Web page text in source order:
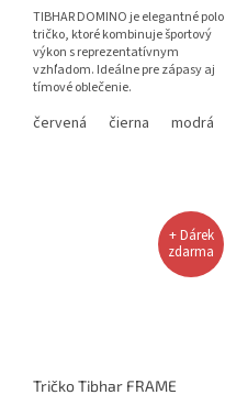
TIBHAR DOMINO je elegantné polo
tričko, ktoré kombinuje športový
výkon s reprezentatívnym
vzhľadom. Ideálne pre zápasy aj
tímové oblečenie.
červená čierna modrá
+ Dárek
zdarma
Tričko Tibhar FRAME